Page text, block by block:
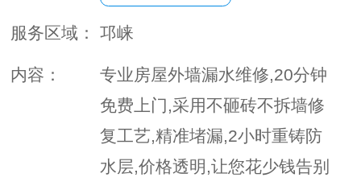
服务区域： 邛崃
内容：
专业房屋外墙漏水维修,20分钟
免费上门,采用不砸砖不拆墙修
复工艺,精准堵漏,2小时重铸防
水层,价格透明,让您花少钱告别